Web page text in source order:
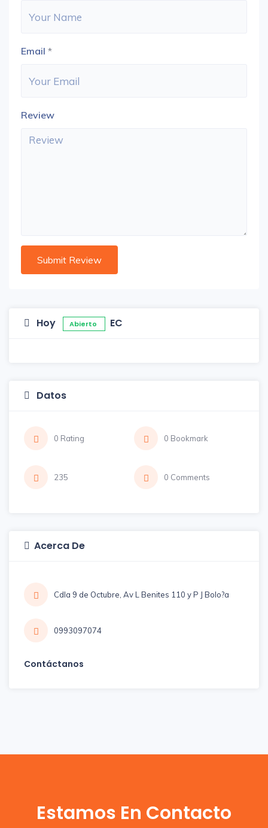
Email *
Review
Hoy Abierto EC
Datos
0 Rating 0 Bookmark
235 0 Comments
Acerca De
Cdla 9 de Octubre, Av L Benites 110 y P J Bolo?a
0993097074
Contáctanos
Estamos En Contacto